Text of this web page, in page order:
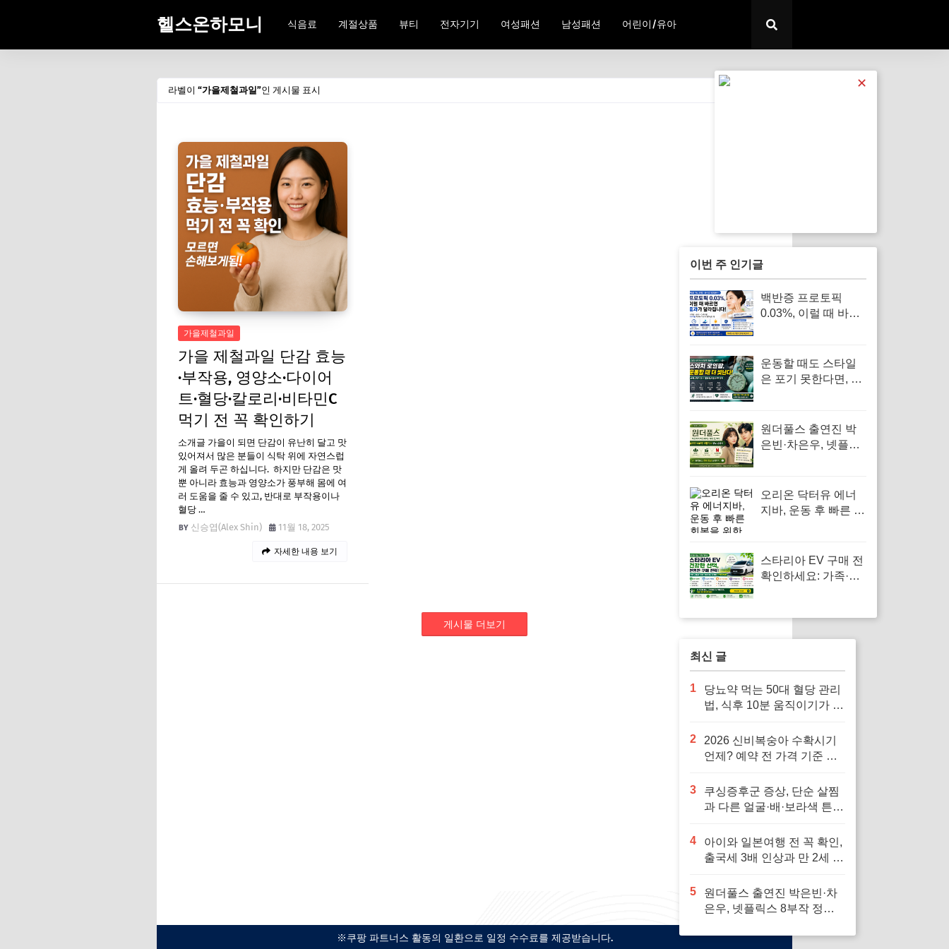
헬스온하모니 식음료 계절상품 뷰티 전자기기 여성패션 남성패션 어린이/유아
라벨이 가을제철과일 인 게시물 표시
가을제철과일
가을 제철과일 단감 효능
·부작용, 영양소·다이어
트·혈당·칼로리·비타민C
먹기 전 꼭 확인하기
소개글 가을이 되면 단감이 유난히 달고 맛
있어져서 많은 분들이 식탁 위에 자연스럽
게 올려 두곤 하십니다. 하지만 단감은 맛
뿐 아니라 효능과 영양소가 풍부해 몸에 여
러 도움을 줄 수 있고, 반대로 부작용이나
혈당 …
신승엽(Alex Shin)
11월 18, 2025
자세한 내용 보기
게시물 더보기
※쿠팡 파트너스 활동의 일환으로 일정 수수료를 제공받습니다.
✕
이번 주 인기글
백반증 프로토픽
0.03%, 이럴 때 바르
운동할 때도 스타일
은 포기 못한다면, 스
원더풀스 출연진 박
은빈·차은우, 넷플릭
오리온 닥터유 에너
지바, 운동 후 빠른 회
스타리아 EV 구매 전
확인하세요: 가족·사
최신 글
1
당뇨약 먹는 50대 혈당 관리
법, 식후 10분 움직이기가 답
2
2026 신비복숭아 수확시기
언제? 예약 전 가격 기준 모
3
쿠싱증후군 증상, 단순 살찜
과 다른 얼굴·배·보라색 튼살
4
아이와 일본여행 전 꼭 확인,
출국세 3배 인상과 만 2세 미
5
원더풀스 출연진 박은빈·차
은우, 넷플릭스 8부작 정보